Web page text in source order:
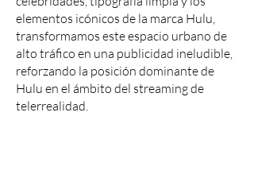
elementos icónicos de la marca Hulu,
transformamos este espacio urbano de
alto tráfico en una publicidad ineludible,
reforzando la posición dominante de
Hulu en el ámbito del streaming de
telerrealidad.